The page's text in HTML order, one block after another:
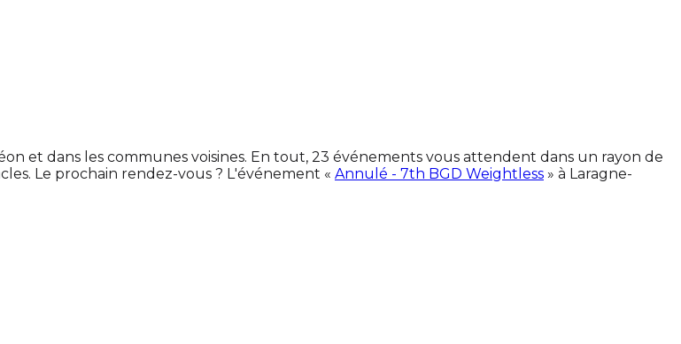
et dans les communes voisines. En tout, 23 événements vous attendent dans un rayon de
Le prochain rendez-vous ? L'événement « Annulé - 7th BGD Weightless » à Laragne-